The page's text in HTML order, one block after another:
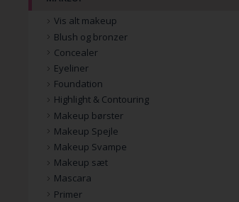
Vis alt makeup
Blush og bronzer
Concealer
Eyeliner
Foundation
Highlight & Contouring
Makeup børster
Makeup Spejle
Makeup Svampe
Makeup sæt
Mascara
Primer